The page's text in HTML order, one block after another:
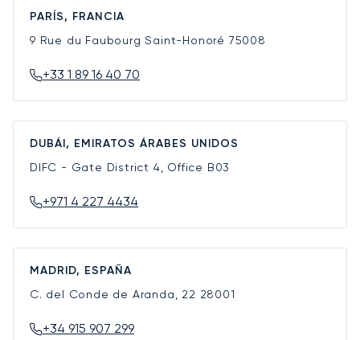
PARÍS, FRANCIA
9 Rue du Faubourg Saint-Honoré 75008
+33 1 89 16 40 70
DUBÁI, EMIRATOS ÁRABES UNIDOS
DIFC - Gate District 4, Office B03
+971 4 227 4434
MADRID, ESPAÑA
C. del Conde de Aranda, 22 28001
+34 915 907 299